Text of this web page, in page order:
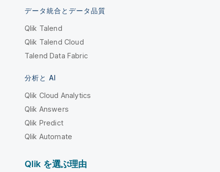
データ統合とデータ品質
Qlik Talend
Qlik Talend Cloud
Talend Data Fabric
分析と AI
Qlik Cloud Analytics
Qlik Answers
Qlik Predict
Qlik Automate
Qlik を選ぶ理由